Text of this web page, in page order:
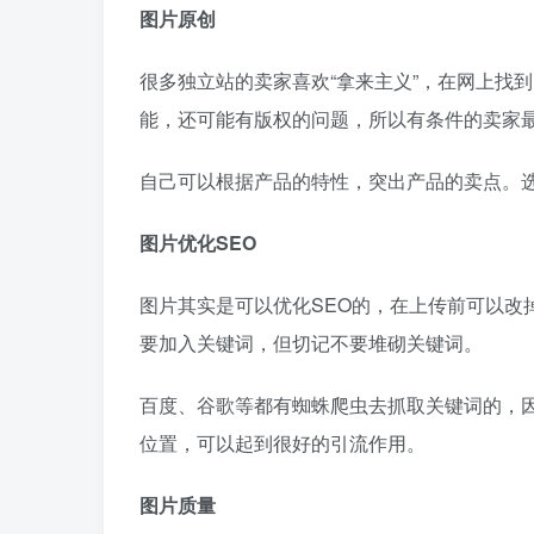
图片原创
很多独立站的卖家喜欢“拿来主义”，在网上找
能，还可能有版权的问题，所以有条件的卖家
自己可以根据产品的特性，突出产品的卖点
图片优化SEO
图片其实是可以优化SEO的，在上传前可以
要加入关键词，但切记不要堆砌关键词。
百度、谷歌等都有蜘蛛爬虫去抓取关键词的
位置，可以起到很好的引流作用。
图片质量